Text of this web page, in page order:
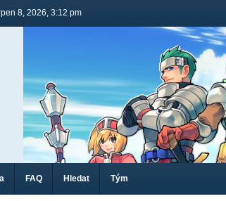
8, 2026, 3:12 pm
FAQ Hledat Tým